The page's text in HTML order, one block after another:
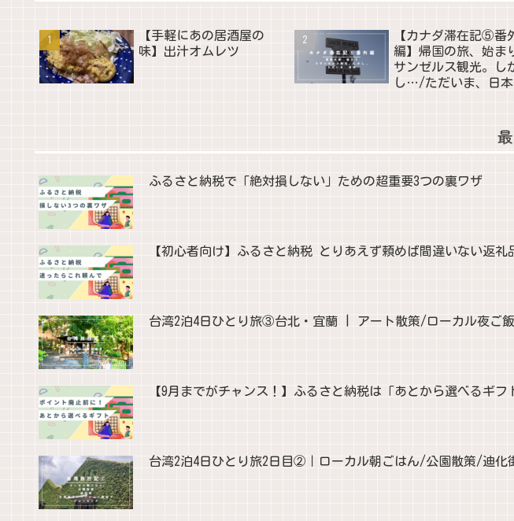
【手軽にあの居酒屋の
味】出汁オムレツ
【カナダ滞在記⑤番
編】帰国の旅、始ま
サンゼルス観光。し
し…/ただいま、日本
ふるさと納税で「絶対損しない」ための超重要3つの裏ワザ
【初心者向け】ふるさと納税 とりあえず頼めば間違いない返礼
台湾2泊4日ひとり旅③台北・宜蘭 | アート散策/ローカル夜ご
【9月までがチャンス！】ふるさと納税は「あとから選べるギ
台湾2泊4日ひとり旅2日目②｜ローカル朝ごはん/公園散策/迪化